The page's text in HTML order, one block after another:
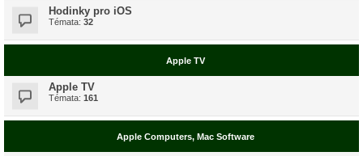
Hodinky pro iOS
Témata: 32
Apple TV
Apple TV
Témata: 161
Apple Computers, Mac Software